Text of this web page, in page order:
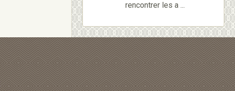
rencontrer les a ...